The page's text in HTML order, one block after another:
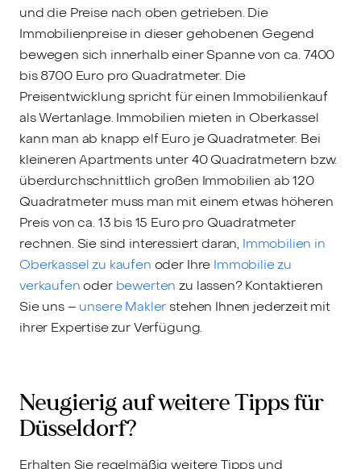
und die Preise nach oben getrieben. Die
Immobilienpreise in dieser gehobenen Gegend
bewegen sich innerhalb einer Spanne von ca. 7400
bis 8700 Euro pro Quadratmeter. Die
Preisentwicklung spricht für einen Immobilienkauf
als Wertanlage. Immobilien mieten in Oberkassel
kann man ab knapp elf Euro je Quadratmeter. Bei
kleineren Apartments unter 40 Quadratmetern bzw.
überdurchschnittlich großen Immobilien ab 120
Quadratmeter muss man mit einem etwas höheren
Preis von ca. 13 bis 15 Euro pro Quadratmeter
rechnen. Sie sind interessiert daran, Immobilien in
Oberkassel zu kaufen oder Ihre Immobilie zu
verkaufenoder bewerten zu lassen? Kontaktieren
Sie uns – unsere Makler stehen Ihnen jederzeit mit
ihrer Expertise zur Verfügung.
Neugierig auf weitere Tipps für
Düsseldorf?
Erhalten Sie regelmäßig weitere Tipps und